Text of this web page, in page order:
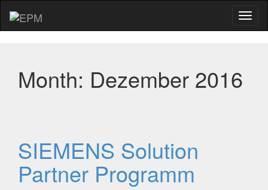
Menu
Month: Dezember 2016
SIEMENS Solution
Partner Programm